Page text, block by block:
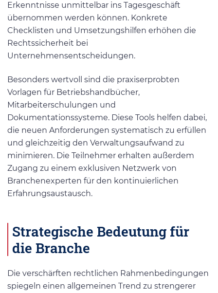
Erkenntnisse unmittelbar ins Tagesgeschäft
übernommen werden können. Konkrete
Checklisten und Umsetzungshilfen erhöhen die
Rechtssicherheit bei
Unternehmensentscheidungen.
Besonders wertvoll sind die praxiserprobten
Vorlagen für Betriebshandbücher,
Mitarbeiterschulungen und
Dokumentationssysteme. Diese Tools helfen dabei,
die neuen Anforderungen systematisch zu erfüllen
und gleichzeitig den Verwaltungsaufwand zu
minimieren. Die Teilnehmer erhalten außerdem
Zugang zu einem exklusiven Netzwerk von
Branchenexperten für den kontinuierlichen
Erfahrungsaustausch.
Strategische Bedeutung für
die Branche
Die verschärften rechtlichen Rahmenbedingungen
spiegeln einen allgemeinen Trend zu strengerer